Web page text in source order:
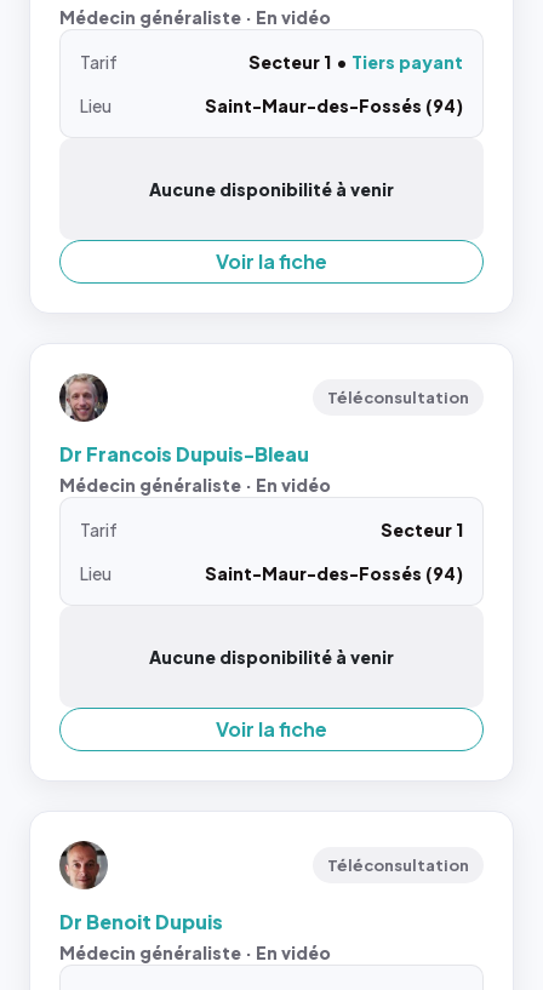
Médecin généraliste · En vidéo
Tarif Secteur 1
Tiers payant
Lieu
Saint-Maur-des-Fossés (94)
Aucune disponibilité à venir
Voir la fiche
Téléconsultation
Dr Francois Dupuis-Bleau
Médecin généraliste · En vidéo
Tarif
Secteur 1
Lieu
Saint-Maur-des-Fossés (94)
Aucune disponibilité à venir
Voir la fiche
Téléconsultation
Dr Benoit Dupuis
Médecin généraliste · En vidéo